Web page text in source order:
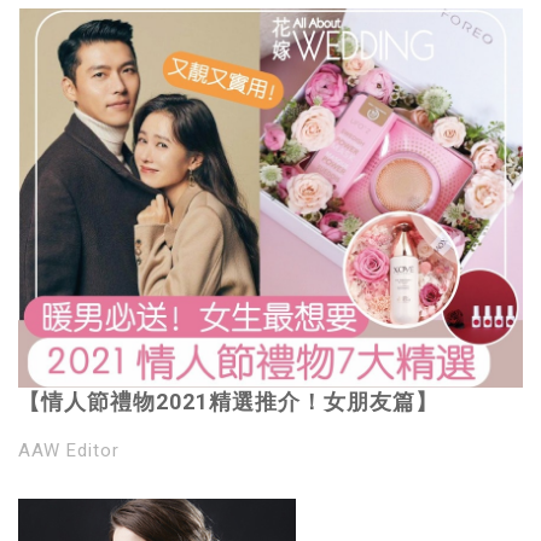
【情人節禮物2021精選推介！女朋友篇】
AAW Editor